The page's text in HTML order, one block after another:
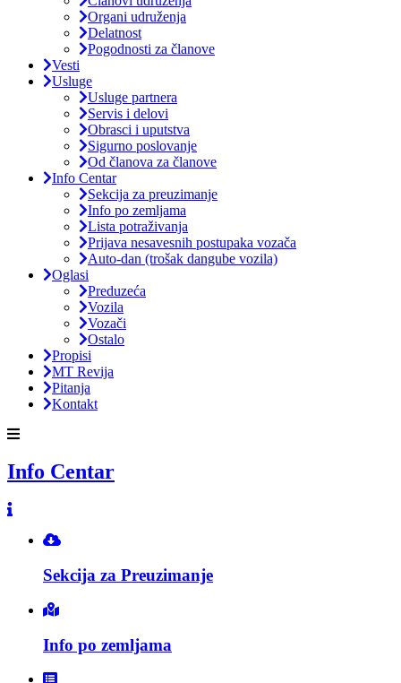
Organi udruženja
Delatnost
Pogodnosti za članove
Vesti
Usluge
Usluge partnera
Servis i delovi
Obrasci i uputstva
Sigurno poslovanje
Od članova za članove
Info Centar
Sekcija za preuzimanje
Info po zemljama
Lista potraživanja
Prijava nesavesnih postupaka vozača
Auto-dan (trošak dangube vozila)
Oglasi
Preduzeća
Vozila
Vozači
Ostalo
Propisi
MT Revija
Pitanja
Kontakt
Info Centar
Sekcija za Preuzimanje
Info po zemljama